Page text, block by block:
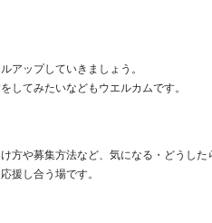
アップしていきましょう。
してみたいなどもウエルカムです。
方や募集方法など、気になる・どうした
援し合う場です。